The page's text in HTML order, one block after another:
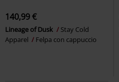
140,99 €
Lineage of Dusk
Stay Cold
Apparel
Felpa con cappuccio